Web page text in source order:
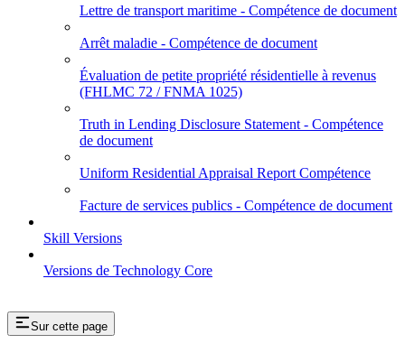
Lettre de transport maritime - Compétence de document
Arrêt maladie - Compétence de document
Évaluation de petite propriété résidentielle à revenus
(FHLMC 72 / FNMA 1025)
Truth in Lending Disclosure Statement - Compétence
de document
Uniform Residential Appraisal Report Compétence
Facture de services publics - Compétence de document
Skill Versions
Versions de Technology Core
Sur cette page